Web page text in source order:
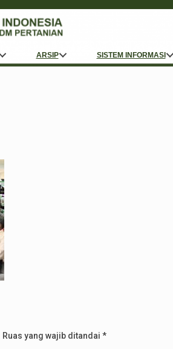
ARSIP SISTEM INFORMASI
Ruas yang wajib ditandai *